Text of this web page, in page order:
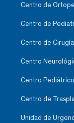
Centro de
Centro de
Centro de Cirugía
Centro
Centro
Centro de
Unidad de